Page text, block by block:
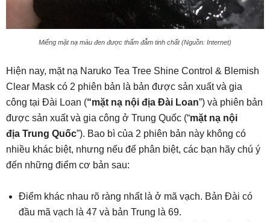
Miếng mặt nạ màu đen được thấm đẫm tinh chất (Nguồn: Internet)
Hiện nay, mặt nạ Naruko Tea Tree Shine Control & Blemish
Clear Mask có 2 phiên bản là bản được sản xuất và gia
công tại Đài Loan (“mặt nạ nội địa Đài Loan”) và phiên bản
được sản xuất và gia công ở Trung Quốc (“mặt nạ nội
địa Trung Quốc”). Bao bì của 2 phiên bản này không có
nhiều khác biệt, nhưng nếu để phân biệt, các bạn hãy chú ý
đến những điểm cơ bản sau:
Điểm khác nhau rõ ràng nhất là ở mã vạch. Bản Đài có
đầu mã vạch là 47 và bản Trung là 69.